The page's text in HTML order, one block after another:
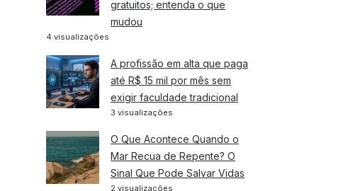
gratuitos; entenda o que
mudou
4 visualizações
A profissão em alta que paga
até R$ 15 mil por mês sem
exigir faculdade tradicional
3 visualizações
O Que Acontece Quando o
Mar Recua de Repente? O
Sinal Que Pode Salvar Vidas
2 visualizações